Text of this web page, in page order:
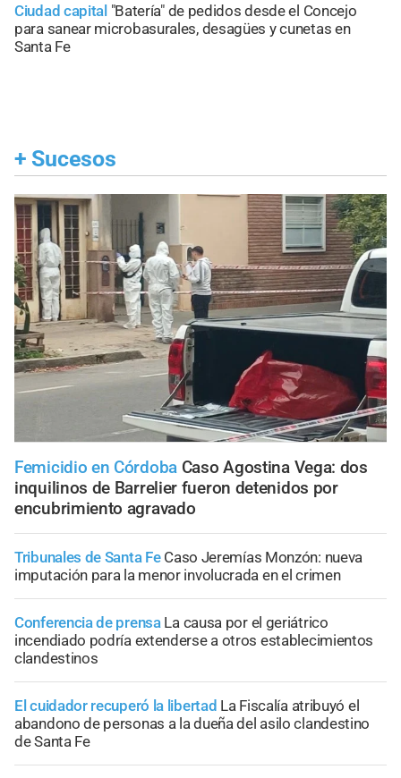
Ciudad capital "Batería" de pedidos desde el Concejo
para sanear microbasurales, desagües y cunetas en
Santa Fe
+ Sucesos
Femicidio en Córdoba Caso Agostina Vega: dos
inquilinos de Barrelier fueron detenidos por
encubrimiento agravado
Tribunales de Santa Fe Caso Jeremías Monzón: nueva
imputación para la menor involucrada en el crimen
Conferencia de prensa La causa por el geriátrico
incendiado podría extenderse a otros establecimientos
clandestinos
El cuidador recuperó la libertad La Fiscalía atribuyó el
abandono de personas a la dueña del asilo clandestino
de Santa Fe